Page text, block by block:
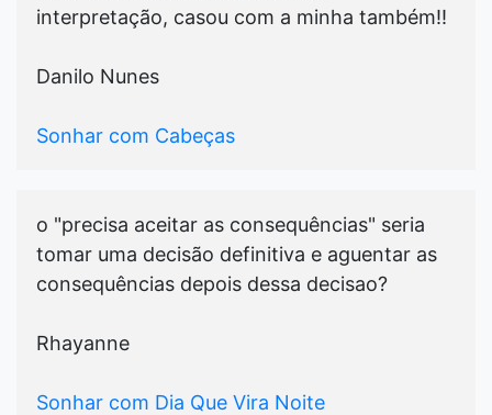
interpretação, casou com a minha também!!
Danilo Nunes
Sonhar com Cabeças
o "precisa aceitar as consequências" seria
tomar uma decisão definitiva e aguentar as
consequências depois dessa decisao?
Rhayanne
Sonhar com Dia Que Vira Noite